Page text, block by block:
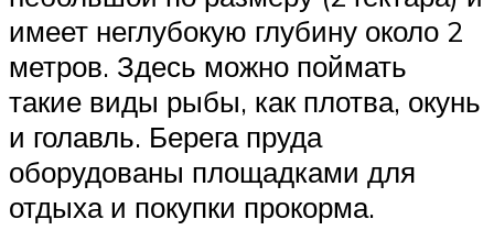
имеет неглубокую глубину около 2
метров. Здесь можно поймать
такие виды рыбы, как плотва, окунь
и голавль. Берега пруда
оборудованы площадками для
отдыха и покупки прокорма.